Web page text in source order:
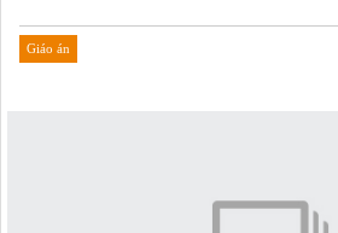
Giáo án